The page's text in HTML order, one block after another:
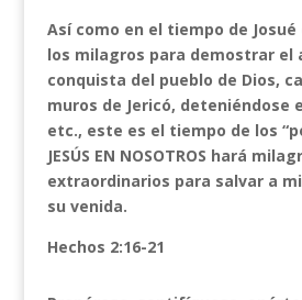
Así como en el tiempo de
los milagros para demostrar el
conquista del pueblo de Dios,
muros de Jericó, deteniéndose
etc., este es el tiempo de los
JESÚS EN NOSOTROS hará
extraordinarios para salvar a
su venida.
Hechos 2:16-21